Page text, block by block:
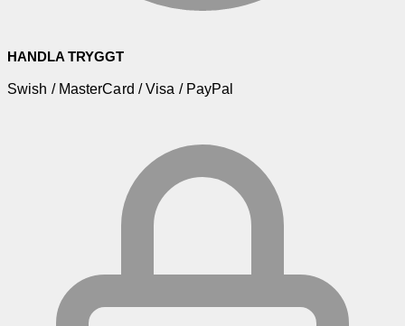
HANDLA TRYGGT
Swish / MasterCard / Visa / PayPal